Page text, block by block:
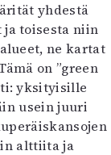
yhdestä
ja toisesta niin
ne kartat
on ”green
yksityisille
usein juuri
alttiita ja